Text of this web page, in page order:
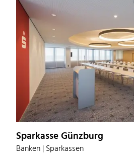
Sparkasse Günzburg
Banken | Sparkassen